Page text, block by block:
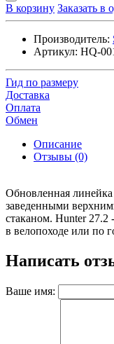
В корзину Заказать в
Производитель:
Артикул: HQ-
Гид по размеру
Доставка
Оплата
Обмен
Описание
Отзывы (0)
Обновленная линейка
заведенными
стаканом. Hunter 27.2
в велопоходе или по
Написать
Ваше имя: